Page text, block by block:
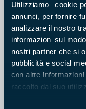
Utilizziamo i cookie
annunci, per fornire
analizzare il nostro
informazioni sul
nostri partner che si
pubblicità e social
con altre
raccolto dal suo
fondamentali per la
attraverso momenti
della natura.
Domenica 1 febbraio
dalle 10:30 alle 13:30
Attività aperte al